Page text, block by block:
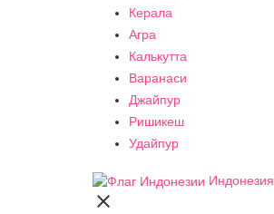
Керала
Агра
Калькутта
Варанаси
Джайпур
Ришикеш
Удайпур
Индонезия
